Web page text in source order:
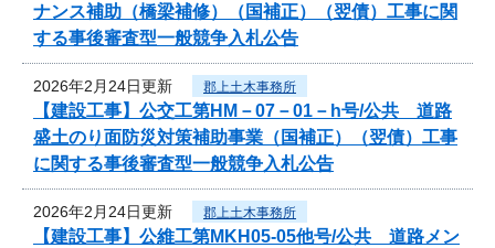
ナンス補助（橋梁補修）（国補正）（翌債）工事に関
する事後審査型一般競争入札公告
2026年2月24日更新 郡上土木事務所
【建設工事】公交工第HM－07－01－h号/公共 道路
盛土のり面防災対策補助事業（国補正）（翌債）工事
に関する事後審査型一般競争入札公告
2026年2月24日更新 郡上土木事務所
【建設工事】公維工第MKH05-05他号/公共 道路メン